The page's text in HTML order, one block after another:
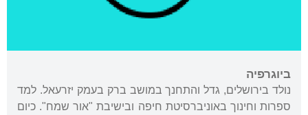
ביוגרפיה
נולד בירושלים, גדל והתחנך במושב ברק בעמק יזרעאל. למד
ספרות וחינוך באוניברסיטת חיפה ובישיבת "אור שמח". כיום